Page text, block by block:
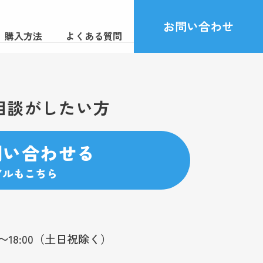
購入方法 よくある質問
お問い合わせ
談がしたい方
合わせる
もこちら
18:00（土日祝除く）